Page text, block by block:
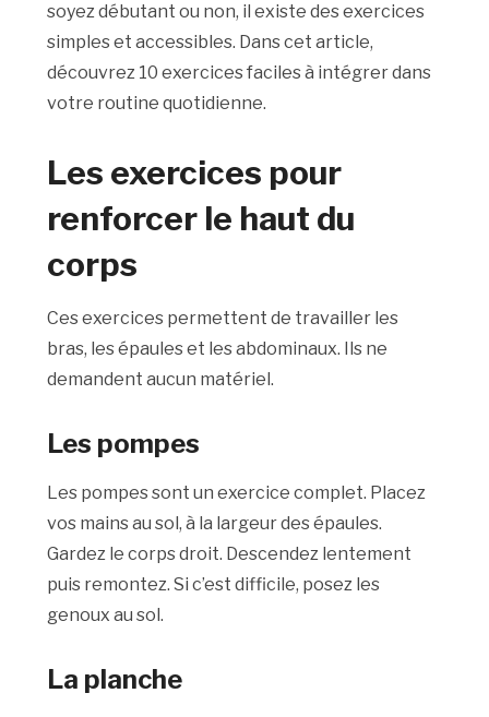
soyez débutant ou non, il existe des exercices
simples et accessibles. Dans cet article,
découvrez 10 exercices faciles à intégrer dans
votre routine quotidienne.
Les exercices pour
renforcer le haut du
corps
Ces exercices permettent de travailler les
bras, les épaules et les abdominaux. Ils ne
demandent aucun matériel.
Les pompes
Les pompes sont un exercice complet. Placez
vos mains au sol, à la largeur des épaules.
Gardez le corps droit. Descendez lentement
puis remontez. Si c’est difficile, posez les
genoux au sol.
La planche